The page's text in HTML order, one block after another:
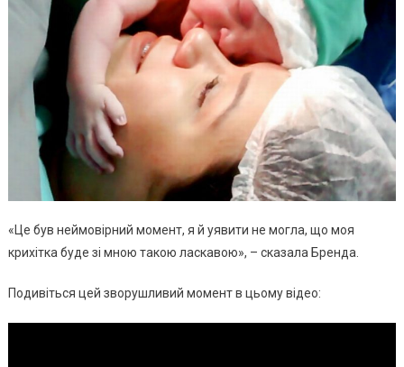
«Це був неймовірний момент, я й уявити не могла, що моя
крихітка буде зі мною такою ласкавою», – cказала Бренда.
Подивіться цей зворушливий момент в цьому відео: